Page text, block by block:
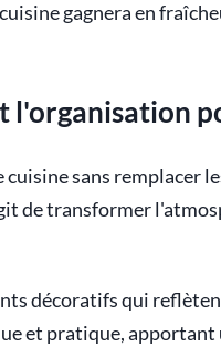
gagnera en
l'organisation
sans remplacer
de transformer
décoratifs qui
et pratique,